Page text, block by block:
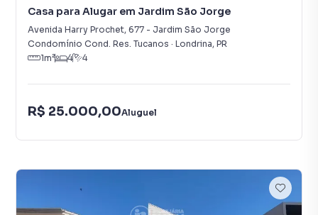
Casa para Alugar em Jardim São Jorge
Avenida Harry Prochet, 677 - Jardim São Jorge
Condomínio Cond. Res. Tucanos · Londrina, PR
1m² 4 4
R$ 25.000,00Aluguel